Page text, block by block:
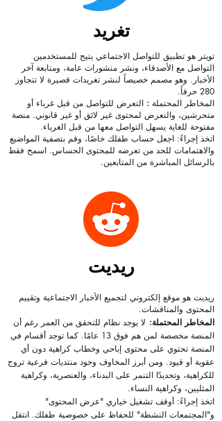
تغريد
تويتر هو تطبيق للتواصل الاجتماعي يتيح للمستخدمين
التواصل مع الأصدقاء، ونشر منشورات عامة، ومتابعة آخر
الأخبار. وهو مصمم خصيصاً لنشر تغريدات قصيرة لا تتجاوز
280 حرفاً.
المخاطر المحتملة : التعرض للتواصل من قبل غرباء أو
متحرشين، والتعرض لمحتوى غير لائق أو غير قانوني. منصة
مفتوحة للغاية يسهل التواصل معها من قبل الغرباء.
اتخذ إجراءً: اجعل حساب طفلك خاصًا، وقم بتصفية المواضيع
والاهتمامات للحد من تعرضه للمحتوى الحساس. اسمح فقط
بالرسائل المباشرة من المتابعين.
ريديت
ريديت هو موقع إلكتروني لتجميع الأخبار الاجتماعية وتقييم
المحتوى والمناقشات.
المخاطر المحتملة: لا يوجد نظام للتحقق من العمر رغم أن
المنصة مخصصة لمن هم فوق 13 عامًا. كما توجد أقسام في
المنصة تحتوي على محتوى إباحي وخطاب كراهية دون أي
عقوبة أو قيود. ومن أبرز المخاوف وجود منتديات فرعية تروج
للكراهية، وتحديدًا التنمر على البدناء، والعنصرية، وكراهية
المثليين، وكراهية النساء.
اتخذ إجراءً: أوقف تشغيل خياري "عرض المحتوى"
و"المجتمعات النشطة" للحفاظ على خصوصية طفلك. انتقل